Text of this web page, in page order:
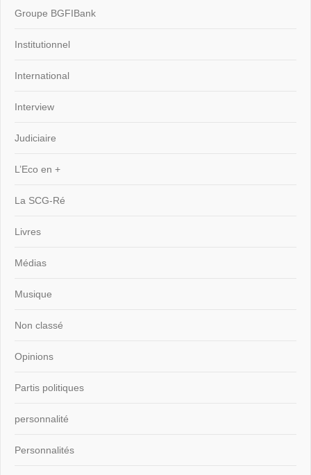
Groupe BGFIBank
Institutionnel
International
Interview
Judiciaire
L’Eco en +
La SCG-Ré
Livres
Médias
Musique
Non classé
Opinions
Partis politiques
personnalité
Personnalités